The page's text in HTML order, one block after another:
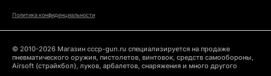
Политика конфиденциальности
© 2010-2026 Магазин cccp-gun.ru специализируется на продаже
пневматического оружия, пистолетов, винтовок, средств самообороны,
Airsoft (страйкбол), луков, арбалетов, снаряжения и много другого